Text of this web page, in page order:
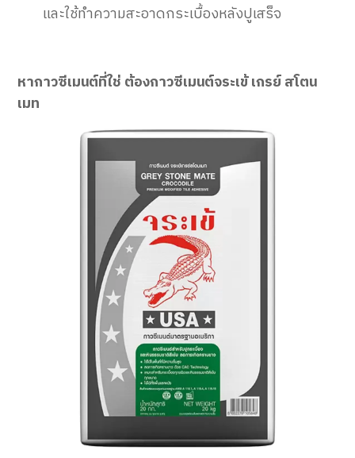
และใช้ทำความสะอาดกระเบื้องหลังปูเสร็จ
หากาวซีเมนต์ที่ใช่ ต้องกาวซีเมนต์จระเข้ เกรย์ สโตน
เมท